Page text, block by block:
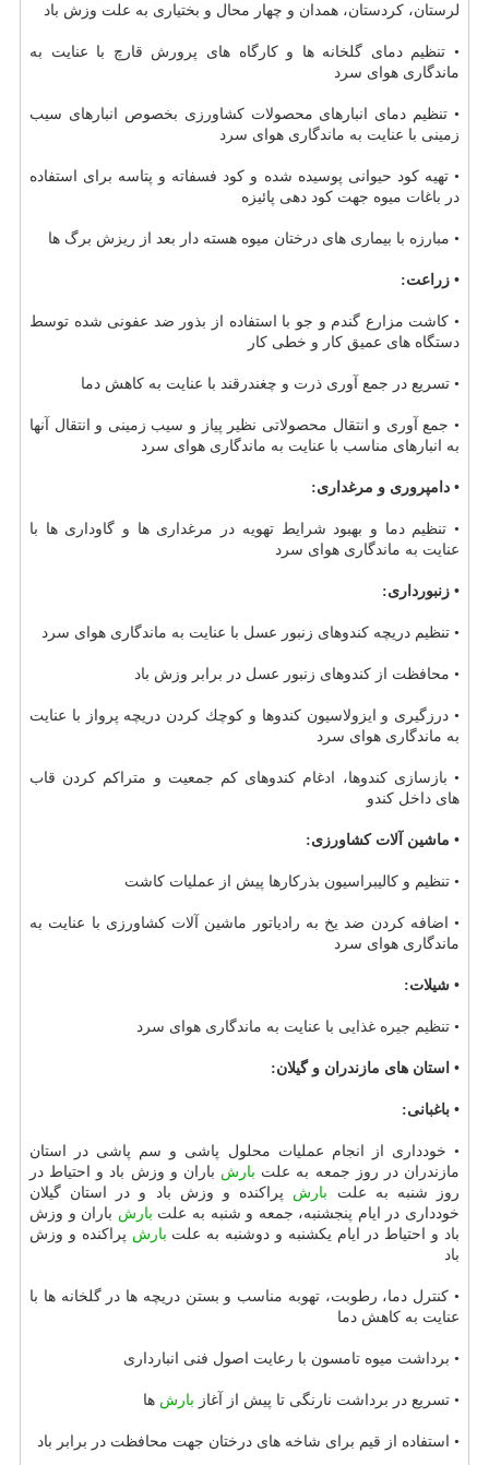
لرستان، كردستان، همدان و چهار محال و بختیاری به علت وزش باد
• تنظیم دمای گلخانه ها و كارگاه های پرورش قارچ با عنایت به
ماندگاری هوای سرد
• تنظیم دمای انبارهای محصولات كشاورزی بخصوص انبارهای سیب
زمینی با عنایت به ماندگاری هوای سرد
• تهیه كود حیوانی پوسیده شده و كود فسفاته و پتاسه برای استفاده
در باغات میوه جهت كود دهی پائیزه
• مبارزه با بیماری های درختان میوه هسته دار بعد از ریزش برگ ها
• زراعت:
• كاشت مزارع گندم و جو با استفاده از بذور ضد عفونی شده توسط
دستگاه های عمیق كار و خطی كار
• تسریع در جمع آوری ذرت و چغندرقند با عنایت به كاهش دما
• جمع آوری و انتقال محصولاتی نظیر پیاز و سیب زمینی و انتقال آنها
به انبارهای مناسب با عنایت به ماندگاری هوای سرد
• دامپروری و مرغداری:
• تنظیم دما و بهبود شرایط تهویه در مرغداری ها و گاوداری ها با
عنایت به ماندگاری هوای سرد
• زنبورداری:
• تنظیم دریچه كندوهای زنبور عسل با عنایت به ماندگاری هوای سرد
• محافظت از كندوهای زنبور عسل در برابر وزش باد
• درزگیری و ایزولاسیون كندوها و كوچك كردن دریچه پرواز با عنایت
به ماندگاری هوای سرد
• بازسازی كندوها، ادغام كندوهای كم جمعیت و متراكم كردن قاب
های داخل كندو
• ماشین آلات كشاورزی:
• تنظیم و كالیبراسیون بذركارها پیش از عملیات كاشت
• اضافه كردن ضد یخ به رادیاتور ماشین آلات كشاورزی با عنایت به
ماندگاری هوای سرد
• شیلات:
• تنظیم جیره غذایی با عنایت به ماندگاری هوای سرد
• استان های مازندران و گیلان:
• باغبانی:
• خودداری از انجام عملیات محلول پاشی و سم پاشی در استان
مازندران در روز جمعه به علت بارش باران و وزش باد و احتیاط در
روز شنبه به علت بارش پراكنده و وزش باد و در استان گیلان
خودداری در ایام پنجشنبه، جمعه و شنبه به علت بارش باران و وزش
باد و احتیاط در ایام یكشنبه و دوشنبه به علت بارش پراكنده و وزش
باد
• كنترل دما، رطوبت، تهوبه مناسب و بستن دریچه ها در گلخانه ها با
عنایت به كاهش دما
• برداشت میوه تامسون با رعایت اصول فنی انبارداری
• تسریع در برداشت نارنگی تا پیش از آغاز بارش ها
• استفاده از قیم برای شاخه های درختان جهت محافظت در برابر باد